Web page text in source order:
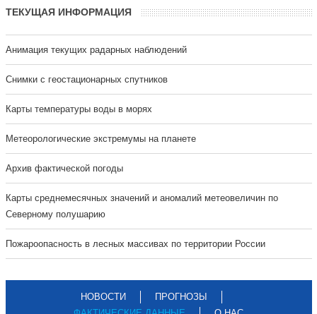
ТЕКУЩАЯ ИНФОРМАЦИЯ
Анимация текущих радарных наблюдений
Cнимки с геостационарных спутников
Карты температуры воды в морях
Метеорологические экстремумы на планете
Архив фактической погоды
Карты среднемесячных значений и аномалий метеовеличин по
Северному полушарию
Пожароопасность в лесных массивах по территории России
НОВОСТИ
ПРОГНОЗЫ